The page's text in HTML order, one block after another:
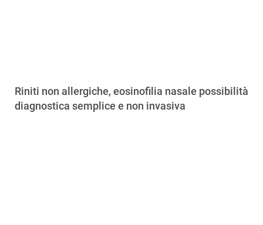
Riniti non allergiche, eosinofilia nasale possibilità
diagnostica semplice e non invasiva